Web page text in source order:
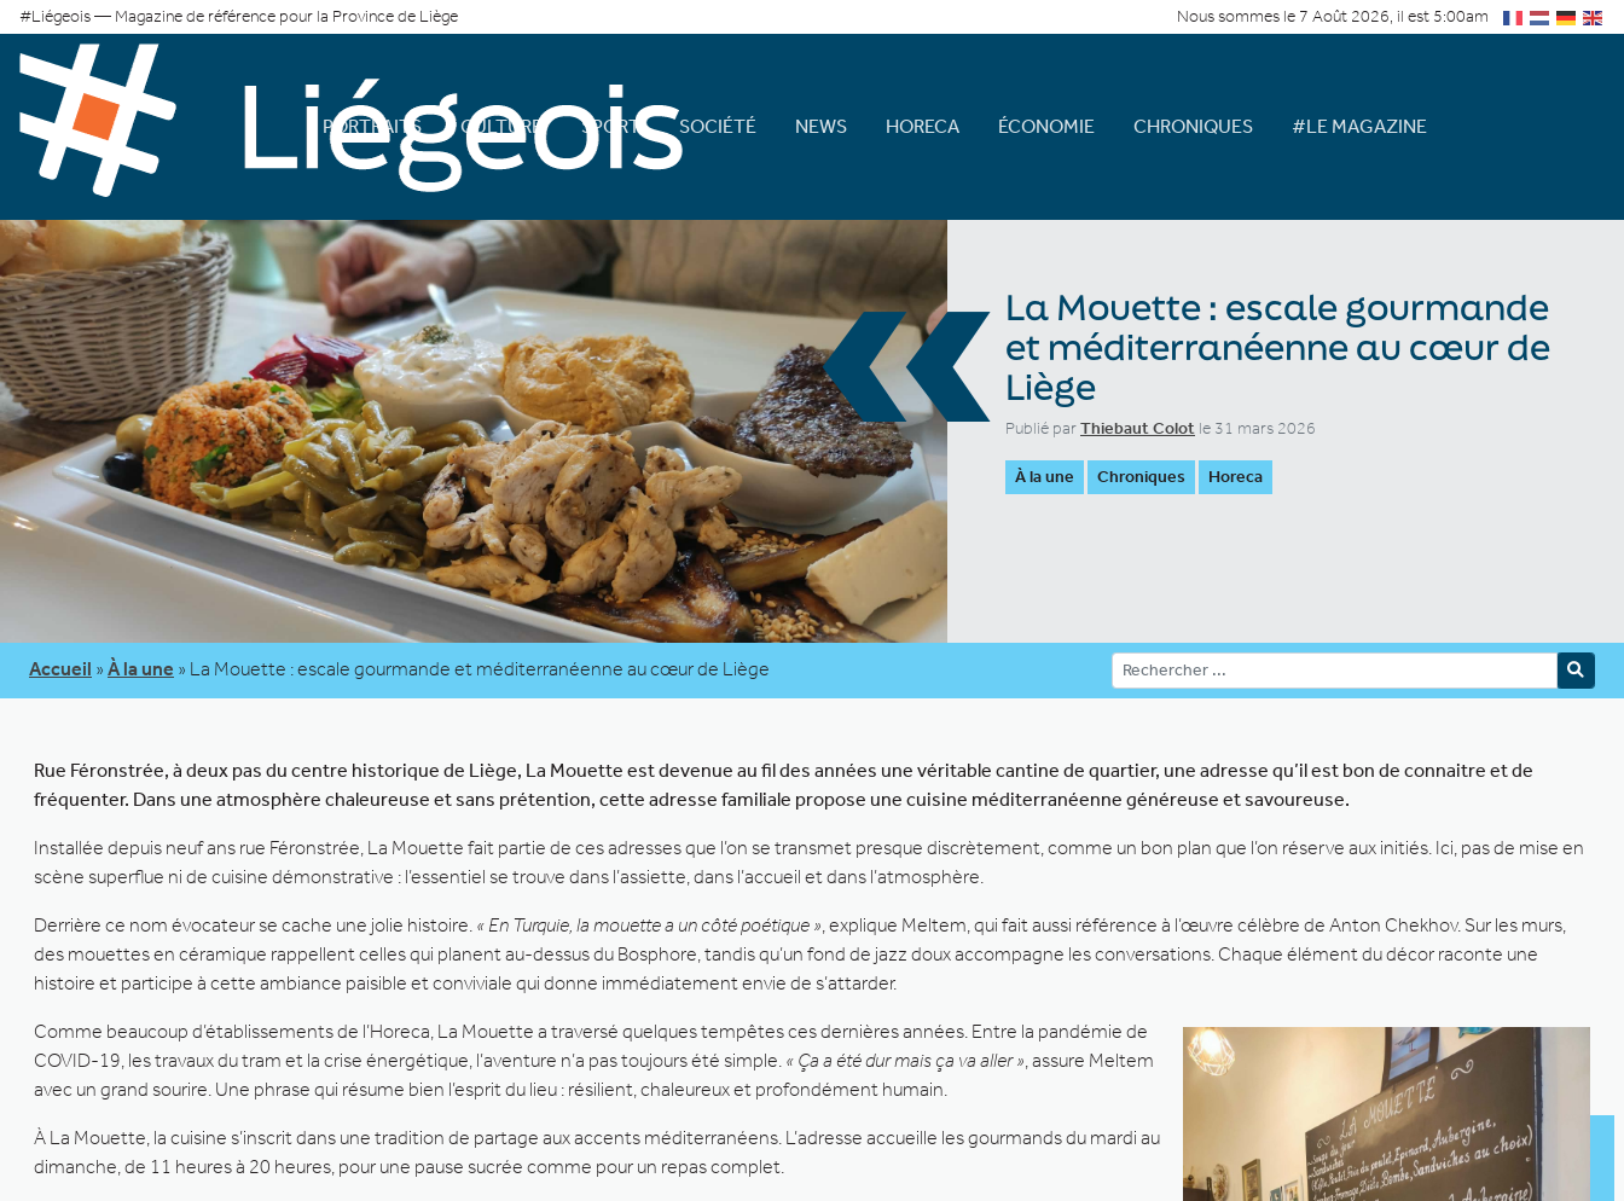
#Liégeois — Magazine de référence pour la Province de Liège Nous sommes le 7 Août 2026, il est 5:00am
PORTRAITS CULTURE SPORT SOCIÉTÉ NEWS HORECA ÉCONOMIE CHRONIQUES #LE MAGAZINE
«La Mouette : escale gourmande
et méditerranéenne au cœur de
Liège
Publié parThiebaut Colot le 31 mars 2026
À la une Chroniques Horeca
Accueil » À la une » La Mouette : escale gourmande et méditerranéenne au cœur de Liège
Rue Féronstrée, à deux pas du centre historique de Liège, La Mouette est devenue au fil des années une véritable cantine de quartier, une adresse qu’il est bon de connaitre et de
fréquenter. Dans une atmosphère chaleureuse et sans prétention, cette adresse familiale propose une cuisine méditerranéenne généreuse et savoureuse.
Installée depuis neuf ans rue Féronstrée, La Mouette fait partie de ces adresses que l’on se transmet presque discrètement, comme un bon plan que l’on réserve aux initiés. Ici, pas de mise en
scène superflue ni de cuisine démonstrative : l’essentiel se trouve dans l’assiette, dans l’accueil et dans l’atmosphère.
Derrière ce nom évocateur se cache une jolie histoire. « En Turquie, la mouette a un côté poétique », explique Meltem, qui fait aussi référence à l’œuvre célèbre de Anton Chekhov. Sur les murs,
des mouettes en céramique rappellent celles qui planent au-dessus du Bosphore, tandis qu’un fond de jazz doux accompagne les conversations. Chaque élément du décor raconte une
histoire et participe à cette ambiance paisible et conviviale qui donne immédiatement envie de s’attarder.
Comme beaucoup d’établissements de l’Horeca, La Mouette a traversé quelques tempêtes ces dernières années. Entre la pandémie de
COVID-19, les travaux du tram et la crise énergétique, l’aventure n’a pas toujours été simple. « Ça a été dur mais ça va aller », assure Meltem
avec un grand sourire. Une phrase qui résume bien l’esprit du lieu : résilient, chaleureux et profondément humain.
À La Mouette, la cuisine s’inscrit dans une tradition de partage aux accents méditerranéens. L’adresse accueille les gourmands du mardi au
dimanche, de 11 heures à 20 heures, pour une pause sucrée comme pour un repas complet.